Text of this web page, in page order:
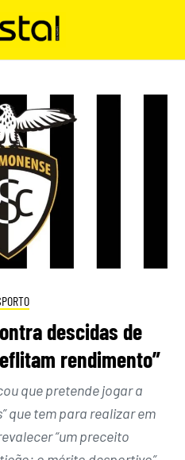
descidas de
rendimento”
que pretende jogar a
que tem para realizar em
“um preceito